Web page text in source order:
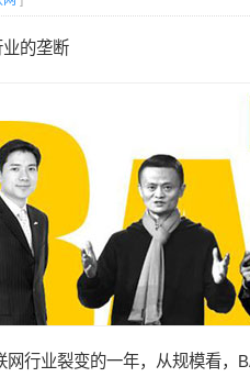
业的垄断
网行业裂变的一年，从规模看，